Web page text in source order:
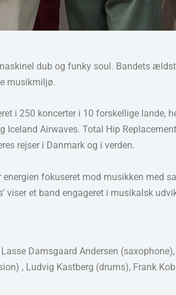
dub og funky soul. Bandets
musikmiljø.
i 250 koncerter i 10 forskellige lande,
Airwaves. Total Hip
rejser i Danmark og i verden.
fokuseret mod musikken med
viser et band engageret i musikalsk
Damsgaard Andersen
, Ludvig Kastberg (drums), Frank